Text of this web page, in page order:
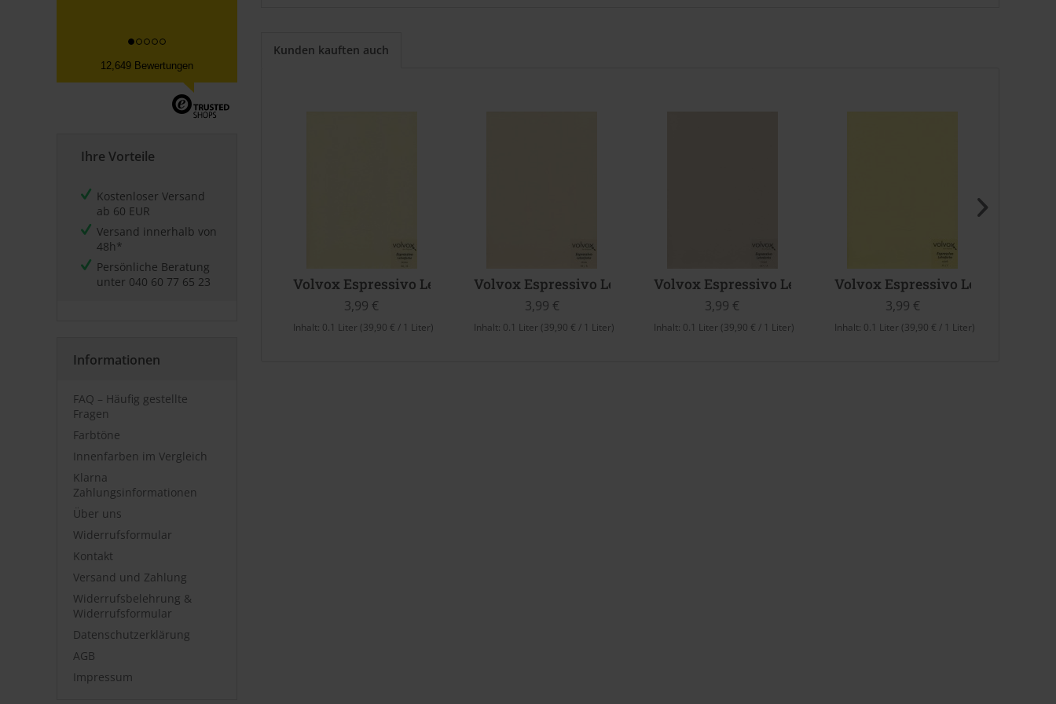
12,649 Bewertungen
Ihre Vorteile
Kostenloser Versand
ab 60 EUR
Versand innerhalb von
48h*
Persönliche Beratung
unter 040 60 77 65 23
Informationen
FAQ – Häufig gestellte
Fragen
Farbtöne
Innenfarben im Vergleich
Klarna
Zahlungsinformationen
Über uns
Widerrufsformular
Kontakt
Versand und Zahlung
Widerrufsbelehrung &
Widerrufsformular
Datenschutzerklärung
AGB
Impressum
Kunden kauften auch
Volvox Espressivo Lehmfarbe (Lemon)
3,99 €
Inhalt: 0.1 Liter (39,90 € / 1 Liter)
Volvox Espressivo Lehmfarbe (Straw)
3,99 €
Inhalt: 0.1 Liter (39,90 € / 1 Liter)
Volvox Espressivo Lehmfarbe (Taupe)
3,99 €
Inhalt: 0.1 Liter (39,90 € / 1 Liter)
Volvox Espressivo Lehmfarbe
3,99 €
Inhalt: 0.1 Liter (39,90 € / 1 Liter)